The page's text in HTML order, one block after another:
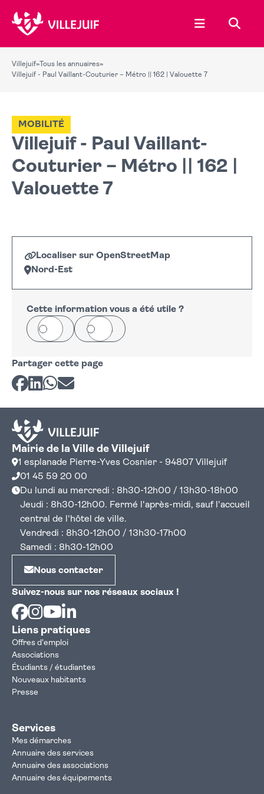
Ouvrir le
Villejuif» Tous les annuaires»
Villejuif - Paul Vaillant-Couturier – Métro || 162 | Valouette 7
Villejuif - Paul Vaillant-
Couturier – Métro || 162 |
Valouette 7
MOBILITÉ
Localiser sur OpenStreetMap
Nord-Est
+
−
Cette information vous a été utile ?
Oui Non
Partager cette page
Partager sur Facebook
Partager sur LinkedIn
Partager sur Whatsapp
Partager par courriel
Mairie de la Ville de Villejuif
1 esplanade Pierre-Yves Cosnier - 94807 Villejuif
01 45 59 20 00
Du lundi au mercredi : 8h30-12h00 / 13h30-18h00
Jeudi : 8h30-12h00. Fermé l'après-midi, sauf l'accueil
central de l'hôtel de ville.
Vendredi : 8h30-12h00 / 13h30-17h00
Samedi : 8h30-12h00
Nous contacter
Suivez-nous sur nos réseaux sociaux !
Facebook
Instagram
Youtube
Liens pratiques
Offres d'emploi
Associations
Étudiants / étudiantes
Nouveaux habitants
Presse
Services
Mes démarches
Annuaire des services
Annuaire des associations
Annuaire des équipements